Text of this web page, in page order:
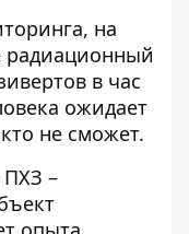
на
радиационный
в час
ожидает
не сможет.
–